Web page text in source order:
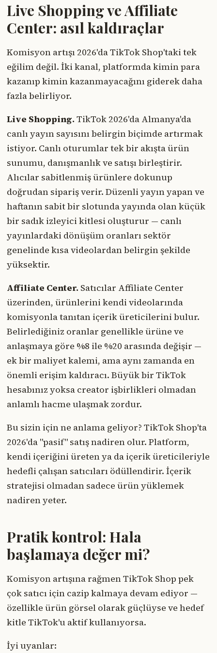
Live Shopping ve Affiliate
Center: asıl kaldıraçlar
Komisyon artışı 2026'da TikTok Shop'taki tek
eğilim değil. İki kanal, platformda kimin para
kazanıp kimin kazanmayacağını giderek daha
fazla belirliyor.
Live Shopping. TikTok 2026'da Almanya'da
canlı yayın sayısını belirgin biçimde artırmak
istiyor. Canlı oturumlar tek bir akışta ürün
sunumu, danışmanlık ve satışı birleştirir.
Alıcılar sabitlenmiş ürünlere dokunup
doğrudan sipariş verir. Düzenli yayın yapan ve
haftanın sabit bir slotunda yayında olan küçük
bir sadık izleyici kitlesi oluşturur — canlı
yayınlardaki dönüşüm oranları sektör
genelinde kısa videolardan belirgin şekilde
yüksektir.
Affiliate Center. Satıcılar Affiliate Center
üzerinden, ürünlerini kendi videolarında
komisyonla tanıtan içerik üreticilerini bulur.
Belirlediğiniz oranlar genellikle ürüne ve
anlaşmaya göre %8 ile %20 arasında değişir —
ek bir maliyet kalemi, ama aynı zamanda en
önemli erişim kaldıracı. Büyük bir TikTok
hesabınız yoksa creator işbirlikleri olmadan
anlamlı hacme ulaşmak zordur.
Bu sizin için ne anlama geliyor? TikTok Shop'ta
2026'da "pasif" satış nadiren olur. Platform,
kendi içeriğini üreten ya da içerik üreticileriyle
hedefli çalışan satıcıları ödüllendirir. İçerik
stratejisi olmadan sadece ürün yüklemek
nadiren yeter.
Pratik kontrol: Hala
başlamaya değer mi?
Komisyon artışına rağmen TikTok Shop pek
çok satıcı için cazip kalmaya devam ediyor —
özellikle ürün görsel olarak güçlüyse ve hedef
kitle TikTok'u aktif kullanıyorsa.
İyi uyanlar: